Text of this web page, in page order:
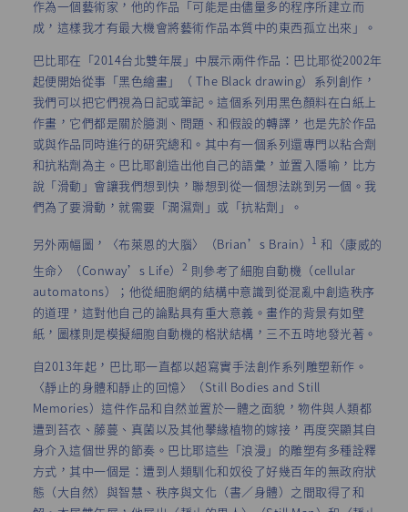
作為一個藝術家，他的作品「可能是由儘量多的程序所建立而
成，這樣我才有最大機會將藝術作品本質中的東西孤立出來」。
巴比耶在「2014台北雙年展」中展示兩件作品：巴比耶從2002年
起便開始從事「黑色繪畫」（ The Black drawing）系列創作，
我們可以把它們視為日記或筆記。這個系列用黑色顏料在白紙上
作畫，它們都是關於臆測、問題、和假設的轉譯，也是先於作品
或與作品同時進行的研究總和。其中有一個系列還專門以粘合劑
和抗粘劑為主。巴比耶創造出他自己的語彙，並置入隱喻，比方
說「滑動」會讓我們想到快，聯想到從一個想法跳到另一個。我
們為了要滑動，就需要「潤濕劑」或「抗粘劑」。
另外兩幅圖，〈布萊恩的大腦〉（Brian’s Brain） 1 和〈康威的
生命〉（Conway’s Life） 2 則參考了細胞自動機（cellular
automatons）；他從細胞網的結構中意識到從混亂中創造秩序
的道理，這對他自己的論點具有重大意義。畫作的背景有如壁
紙，圖樣則是模擬細胞自動機的格狀結構，三不五時地發光著。
自2013年起，巴比耶一直都以超寫實手法創作系列雕塑新作。
〈靜止的身體和靜止的回憶〉（Still Bodies and Still
Memories）這件作品和自然並置於一體之面貌，物件與人類都
遭到苔衣、藤蔓、真菌以及其他攀緣植物的嫁接，再度突顯其自
身介入這個世界的節奏。巴比耶這些「浪漫」的雕塑有多種詮釋
方式，其中一個是：遭到人類馴化和奴役了好幾百年的無政府狀
態（大自然）與智慧、秩序與文化（書／身體）之間取得了和